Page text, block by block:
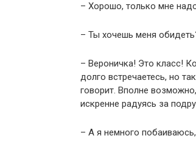
– Хорошо, только мне
– Ты хочешь меня
– Вероничка! Это класс!
долго встречаетесь, но
говорит. Вполне
искренне радуясь за
– А я немного